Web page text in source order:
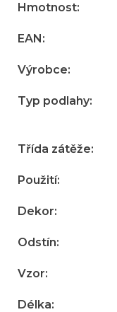
Hmotnost:
EAN:
Výrobce:
Typ podlahy:
Třída zátěže:
Použití:
Dekor:
Odstín:
Vzor:
Délka: